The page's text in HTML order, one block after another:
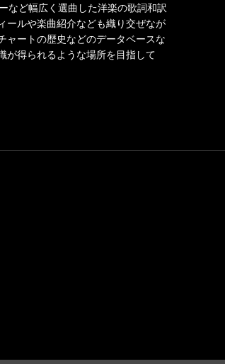
など幅広く選曲した洋楽の歌詞和訳
ールや楽曲紹介なども織り交ぜなが
ャートの歴史などのデータベースな
が得られるような場所を目指して